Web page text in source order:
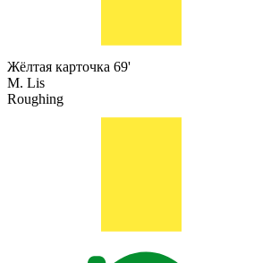
Жёлтая карточка 69'
M. Lis
Roughing